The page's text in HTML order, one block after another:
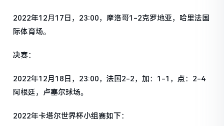
2022年12月17日，23:00，摩洛哥1-2克罗地亚，哈里法国
际体育场。
决赛：
2022年12月18日，23:00，法国2-2，加：1-1，点：2-4
阿根廷，卢塞尔球场。
2022年卡塔尔世界杯小组赛如下：